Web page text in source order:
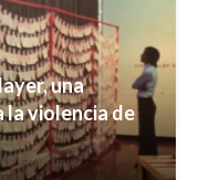
una
violencia de